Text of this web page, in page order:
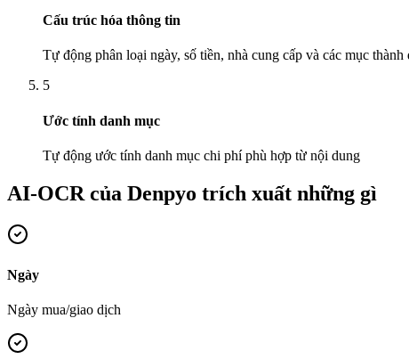
Cấu trúc hóa thông tin
Tự động phân loại ngày, số tiền, nhà cung cấp và các mục
5
Ước tính danh mục
Tự động ước tính danh mục chi phí phù hợp từ nội dung
AI-OCR của Denpyo trích xuất những gì
Ngày
Ngày mua/giao dịch